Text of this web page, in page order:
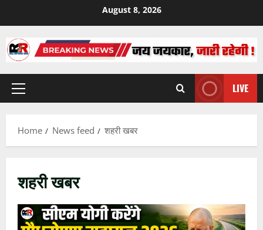
content
August 8, 2026
Primary
LIVE
Home News feed शहरी खबर
शहरी खबर